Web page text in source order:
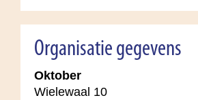
Organisatie gegevens
Oktober
Wielewaal 10